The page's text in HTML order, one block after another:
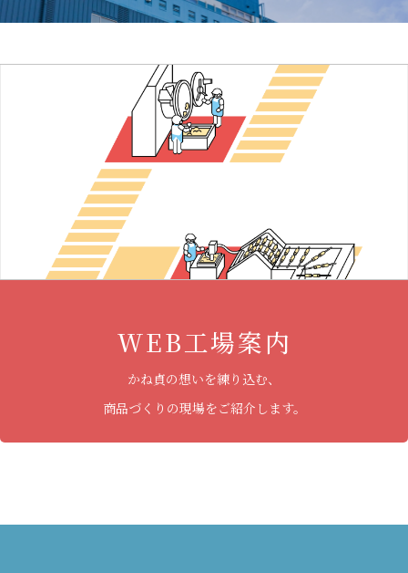
WEB工場案内
かね貞の想いを練り込む、
商品づくりの現場をご紹介します。